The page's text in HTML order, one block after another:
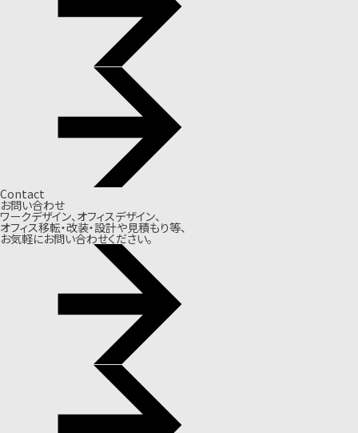
Contact
お問い合わせ
ワークデザイン、オフィスデザイン、
オフィス移転・改装・設計や見積もり等、
お気軽にお問い合わせください。